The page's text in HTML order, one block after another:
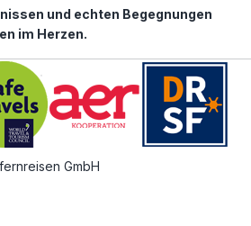
und echten Begegnungen
im Herzen.
GmbH